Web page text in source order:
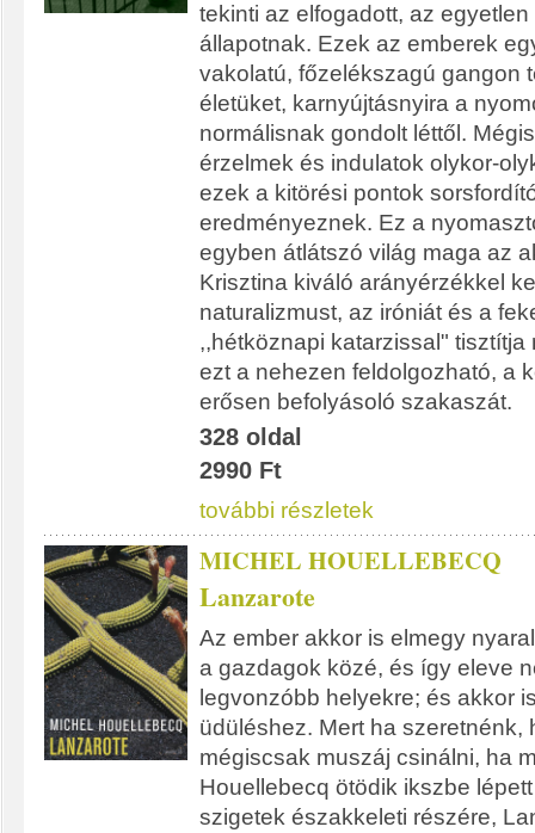
tekinti az elfogadott, az
állapotnak. Ezek az emberek
vakolatú, főzelékszagú gangon
életüket, karnyújtásnyira a
normálisnak gondolt léttől.
érzelmek és indulatok olykor-
ezek a kitörési pontok
eredményeznek. Ez a
egyben átlátszó világ maga az
Krisztina kiváló arányérzékkel
naturalizmust, az iróniát és a
,,hétköznapi katarzissal" tisztítja
ezt a nehezen feldolgozható, a
erősen befolyásoló szakaszát.
328 oldal
2990 Ft
további részletek
MICHEL HOUELLEBECQ
Lanzarote
Az ember akkor is elmegy
a gazdagok közé, és így eleve
legvonzóbb helyekre; és akkor
üdüléshez. Mert ha szeretnénk,
mégiscsak muszáj csinálni, ha
Houellebecq ötödik ikszbe
szigetek északkeleti részére,